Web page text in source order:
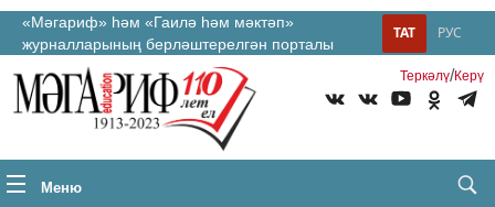
«Мәгариф» һәм «Гаилә һәм мәктәп»
журналларының берләштерелгән порталы
РУС
ТАТ
Теркəлү/Керү
Меню